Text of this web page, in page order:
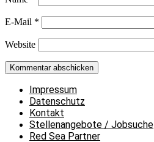
E-Mail *
Website
Impressum
Datenschutz
Kontakt
Stellenangebote / Jobsuche
Red Sea Partner